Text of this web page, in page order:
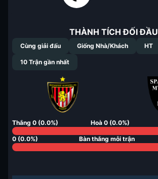
THÀNH TÍCH ĐỐI ĐẦU
Cùng giải đấu Giống Nhà/Khách HT
10 Trận gần nhất
Thắng 0 (0.0%) Hoà 0(0.0%)
0 (0.0%) Bàn thắng mỗi trận